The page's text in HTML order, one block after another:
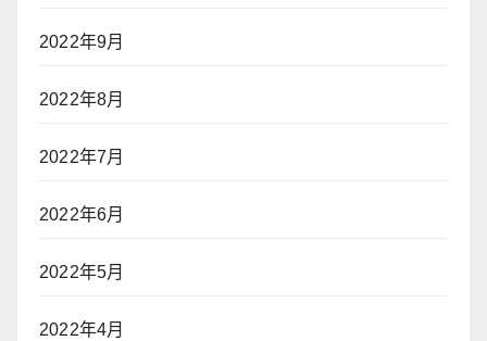
2022年9月
2022年8月
2022年7月
2022年6月
2022年5月
2022年4月